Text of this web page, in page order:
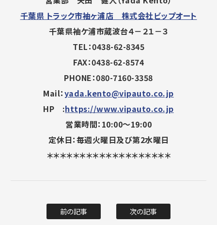
千葉県 トラック市袖ヶ浦店 株式会社ビップオート
千葉県袖ケ浦市蔵波台４－２１－３
TEL：0438-62-8345
FAX：0438-62-8574
PHONE：080-7160-3358
Mail：yada.kento@vipauto.co.jp
HP :https://www.vipauto.co.jp
営業時間：10:00～19:00
定休日：毎週火曜日及び第2水曜日
＊＊＊＊＊＊＊＊＊＊＊＊＊＊＊＊＊＊＊
前の記事 次の記事